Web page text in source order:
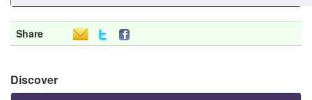
Share
Discover